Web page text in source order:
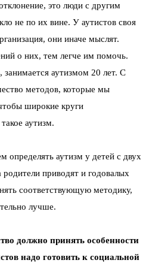
это люди с другим
не по их вине. У аутистов своя
они иначе мыслят.
о них, тем легче им помочь.
аутизмом 20 лет. С
методов, которые мы
широкие круги
аутизм.
аутизм у детей с двух
родители приводят и годовалых
соответствующую методику,
лучше.
должно принять особенности
надо готовить к социальной